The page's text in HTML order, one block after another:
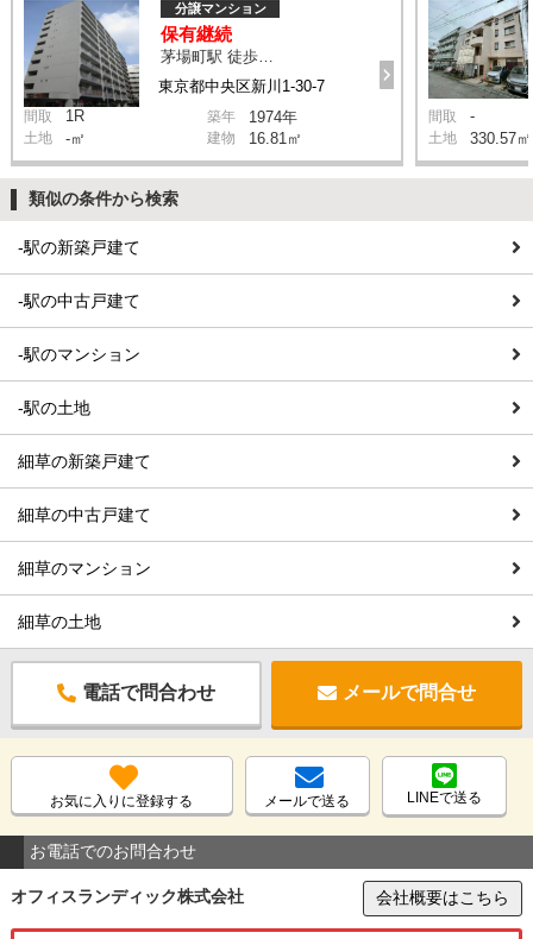
東京都中央区新川1-30-7
分譲マンション
保有継続
茅場町駅 徒歩8分
間取 1R 築年 1974年
土地 -㎡ 建物 16.81㎡
間取 -
土地 330.57㎡
類似の条件から検索
-駅の新築戸建て
-駅の中古戸建て
-駅のマンション
-駅の土地
細草の新築戸建て
細草の中古戸建て
細草のマンション
細草の土地
電話で問合わせ メールで問合せ
お気に入りに登録する メールで送る LINEで送る
お電話でのお問合わせ
オフィスランディック株式会社 会社概要はこちら